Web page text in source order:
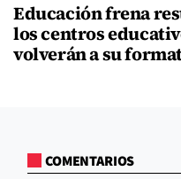
Educación frena
los centros
volverán a su
COMENTARIOS